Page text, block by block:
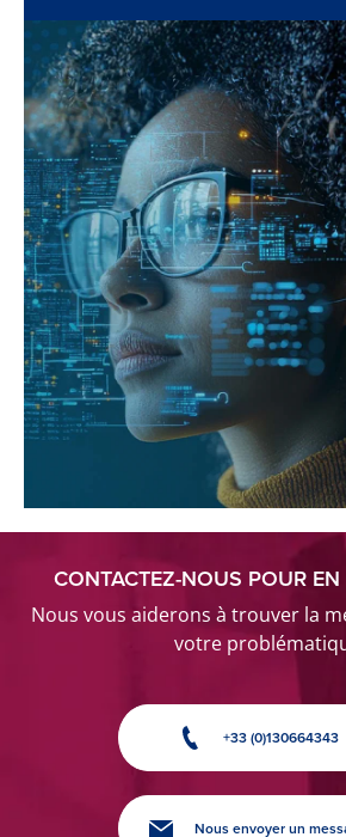
CONTACTEZ-NOUS POUR
Nous vous aiderons à trouver la
votre
+33 (0)130664343
Nous envoyer un